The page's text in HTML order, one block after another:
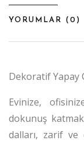
YORUMLAR ( 0 )
Dekoratif Yapay
Evinize,
dokunuş
dalları, zarif